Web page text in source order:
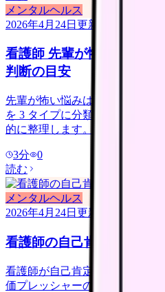
メンタルヘルス
2026年4月24日 更新
看護師 先輩が怖くて辞め
判断の目安
先輩が怖い悩みは根性論で耐え
を 3 タイプに分類し、社内対
的に整理します。
3分
0
読む
メンタルヘルス
2026年4月24日 更新
看護師の自己肯定感が低
看護師が自己肯定感を取り戻す
価プレッシャーの対処.